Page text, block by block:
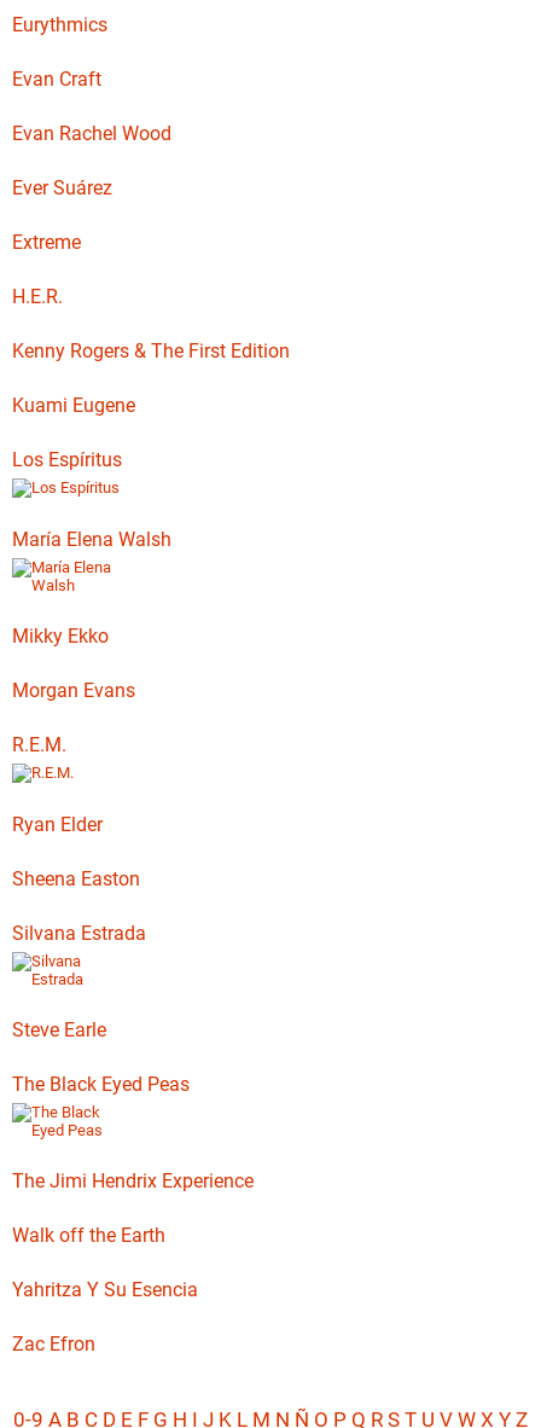
Eurythmics
Evan Craft
Evan Rachel Wood
Ever Suárez
Extreme
H.E.R.
Kenny Rogers & The First Edition
Kuami Eugene
Los Espíritus
María Elena Walsh
Mikky Ekko
Morgan Evans
R.E.M.
Ryan Elder
Sheena Easton
Silvana Estrada
Steve Earle
The Black Eyed Peas
The Jimi Hendrix Experience
Walk off the Earth
Yahritza Y Su Esencia
Zac Efron
0-9 A B C D E F G H I J K L M N Ñ O P Q R S T U V W X Y Z